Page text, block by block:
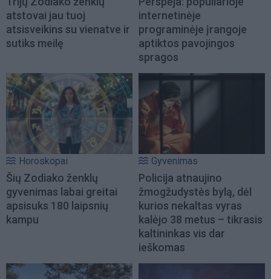
atstovai jau tuoj
atsisveikins su vienatve ir
sutiks meilę
internetinėje
programinėje įrangoje
aptiktos pavojingos
spragos
Horoskopai
Šių Zodiako ženklų
gyvenimas labai greitai
apsisuks 180 laipsnių
kampu
Gyvenimas
Policija atnaujino
žmogžudystės bylą, dėl
kurios nekaltas vyras
kalėjo 38 metus – tikrasis
kaltininkas vis dar
ieškomas